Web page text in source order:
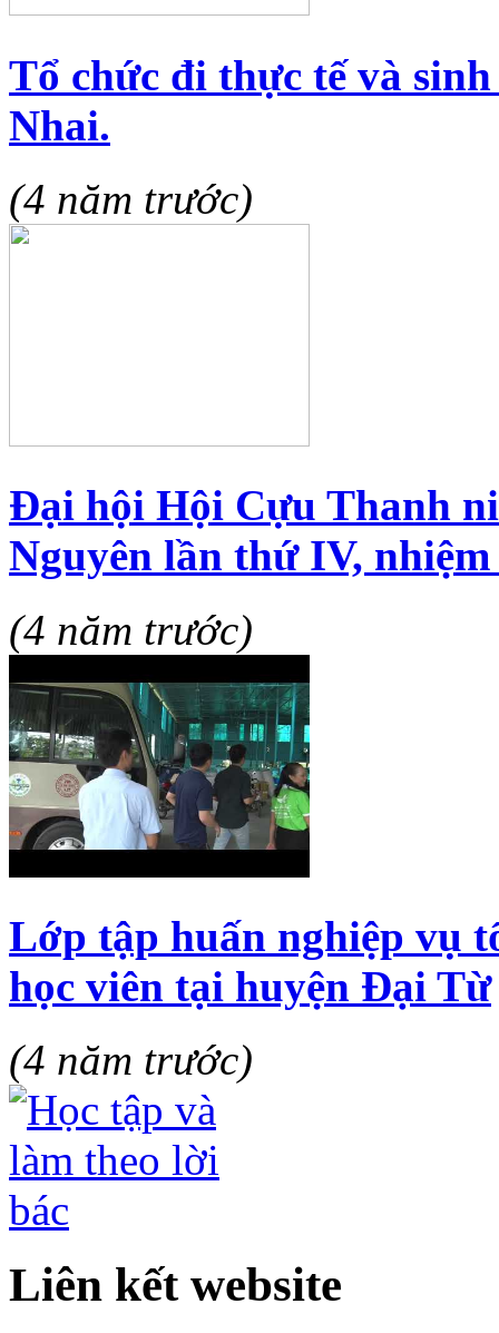
Tổ chức đi thực tế và
Nhai.
(4 năm trước)
Đại hội Hội Cựu Thanh
Nguyên lần thứ IV, nhiệm
(4 năm trước)
Lớp tập huấn nghiệp vụ
học viên tại huyện Đại Từ
(4 năm trước)
Liên kết website